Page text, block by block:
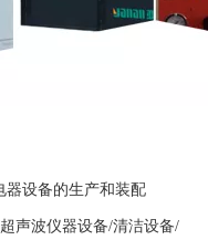
器设备的生产和装配
声波仪器设备/清洁设备/